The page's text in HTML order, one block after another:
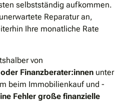
selbstständig aufkommen.
Reparatur an,
Ihre monatliche Rate
von
Finanzberater:innen unter
beim Immobilienkauf und -
Fehler große finanzielle